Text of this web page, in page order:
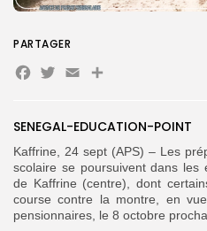
Search
for:
FR
SENEGAL-EDUCATION-POINT
Kaffrine, 24 sept (APS) – Les
scolaire se poursuivent dans les
de Kaffrine (centre), dont
course contre la montre, en
pensionnaires, le 8 octobre
PARTAGER
Facebook
Twitter
EmailPartager